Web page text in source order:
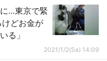
…東京で緊
どお金が
る」
2021/1/2(Sa) 14:09